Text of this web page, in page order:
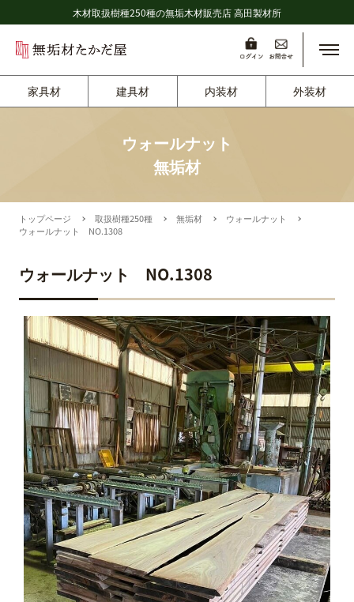
木材取扱樹種250種の無垢木材販売店 高田製材所
メニ
家具材 建具材 内装材 外装材
ウォールナット
無垢材
トップページ 取扱樹種250種 無垢材
ウォールナット
ウォールナット NO.1308
ウォールナット NO.1308